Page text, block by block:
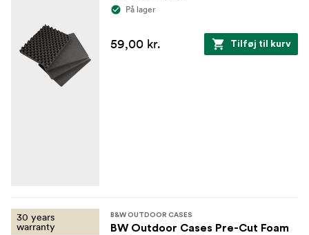
På lager
59,00 kr. Tilføj til kurv
30 years
warranty
B&W OUTDOOR CASES
BW Outdoor Cases Pre-Cut Foam